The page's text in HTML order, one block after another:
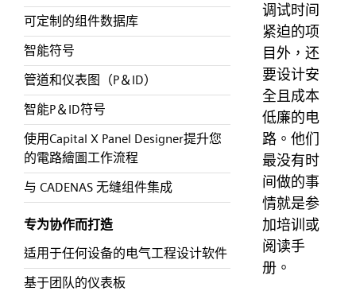
可定制的组件数据库
智能符号
管道和仪表图（P＆ID）
智能P＆ID符号
使用Capital X Panel Designer提升您
的電路繪圖工作流程
与 CADENAS 无缝组件集成
专为协作而打造
适用于任何设备的电气工程设计软件
基于团队的仪表板
调试时间
紧迫的项
目外，还
要设计安
全且成本
低廉的电
路。他们
最没有时
间做的事
情就是参
加培训或
阅读手
册。